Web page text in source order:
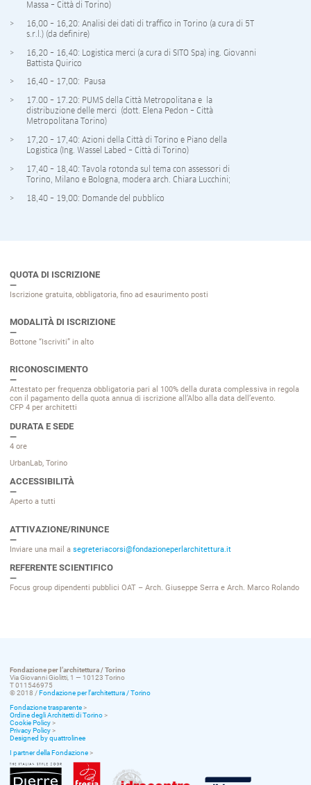
Massa – Città di Torino)
16,00 – 16,20: Analisi dei dati di traffico in Torino (a cura di 5T
s.r.l.) (da definire)
16,20 – 16,40: Logistica merci (a cura di SITO Spa) ing. Giovanni
Battista Quirico
16,40 – 17,00: Pausa
17.00 – 17.20: PUMS della Città Metropolitana e la
distribuzione delle merci (dott. Elena Pedon – Città
Metropolitana Torino)
17,20 – 17,40: Azioni della Città di Torino e Piano della
Logistica (Ing. Wassel Labed – Città di Torino)
17,40 – 18,40: Tavola rotonda sul tema con assessori di
Torino, Milano e Bologna, modera arch. Chiara Lucchini;
18,40 – 19,00: Domande del pubblico
QUOTA DI ISCRIZIONE
Iscrizione gratuita, obbligatoria, fino ad esaurimento posti
MODALITÀ DI ISCRIZIONE
Bottone “Iscriviti” in alto
RICONOSCIMENTO
Attestato per frequenza obbligatoria pari al 100% della durata complessiva in regola
con il pagamento della quota annua di iscrizione all’Albo alla data dell’evento.
CFP 4 per architetti
DURATA E SEDE
4 ore
UrbanLab, Torino
ACCESSIBILITÀ
Aperto a tutti
ATTIVAZIONE/RINUNCE
Inviare una mail a segreteriacorsi@fondazioneperlarchitettura.it
REFERENTE SCIENTIFICO
Focus group dipendenti pubblici OAT – Arch. Giuseppe Serra e Arch. Marco Rolando
Fondazione per l’architettura / Torino
Via Giovanni Giolitti, 1 — 10123 Torino
T 011546975
© 2018 / Fondazione per l’architettura / Torino
Fondazione trasparente>
Ordine degli Architetti di Torino>
Cookie Policy>
Privacy Policy>
Designed by quattrolinee
I partner della Fondazione>